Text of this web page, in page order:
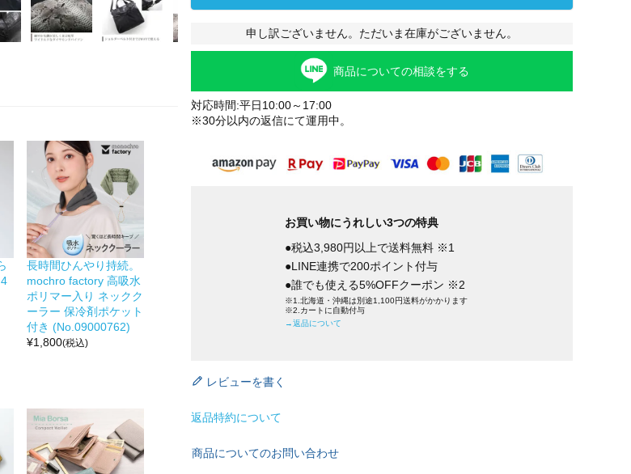
長時間ひんやり持続。
mochro factory 高吸水
ポリマー入り ネックク
ーラー 保冷剤ポケット
付き (No.09000762)
¥1,800(税込)
申し訳ございません。ただいま在庫がございません。
商品についての相談をする
対応時間:平日10:00～17:00
※30分以内の返信にて運用中。
お買い物にうれしい3つの特典
●税込3,980円以上で送料無料 ※1
●LINE連携で200ポイント付与
●誰でも使える5%OFFクーポン ※2
※1.北海道・沖縄は別途1,100円送料がかかります
※2.カートに自動付与
→返品について
レビューを書く
返品特約について
商品についてのお問い合わせ